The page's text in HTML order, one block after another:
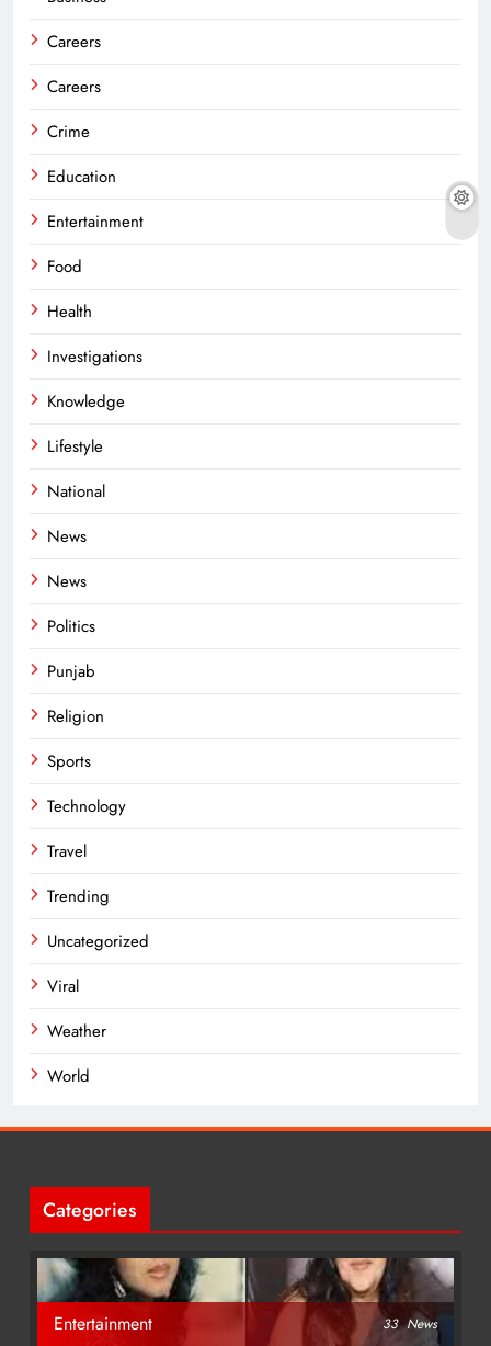
Careers
Careers
Crime
Education
Entertainment
Food
Health
Investigations
Knowledge
Lifestyle
National
News
News
Politics
Punjab
Religion
Sports
Technology
Travel
Trending
Uncategorized
Viral
Weather
World
Categories
Entertainment 33 News